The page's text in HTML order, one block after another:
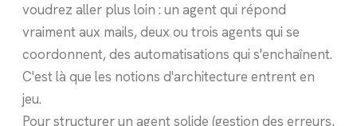
voudrez aller plus loin : un agent qui répond
vraiment aux mails, deux ou trois agents qui se
coordonnent, des automatisations qui s'enchaînent.
C'est là que les notions d'architecture entrent en
jeu.
Pour structurer un agent solide (gestion des erreurs,